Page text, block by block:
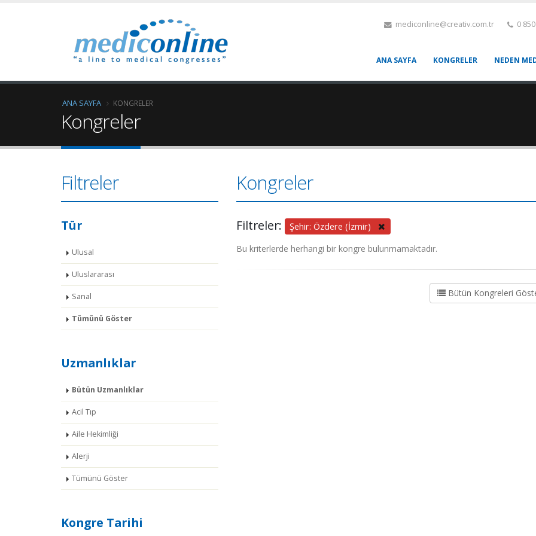
mediconline@creativ.com.tr 0
ANA SAYFA KONGRELER NEDEN
ANA SAYFA KONGRELER
Kongreler
Filtreler
Tür
Ulusal
Uluslararası
Sanal
Tümünü Göster
Uzmanlıklar
Bütün Uzmanlıklar
Acil Tıp
Aile Hekimliği
Alerji
Tümünü Göster
Kongre Tarihi
Kongreler
Filtreler: Şehir: Özdere (İzmir)
Bu kriterlerde herhangi bir kongre bulunmamaktadır.
Bütün Kongreleri